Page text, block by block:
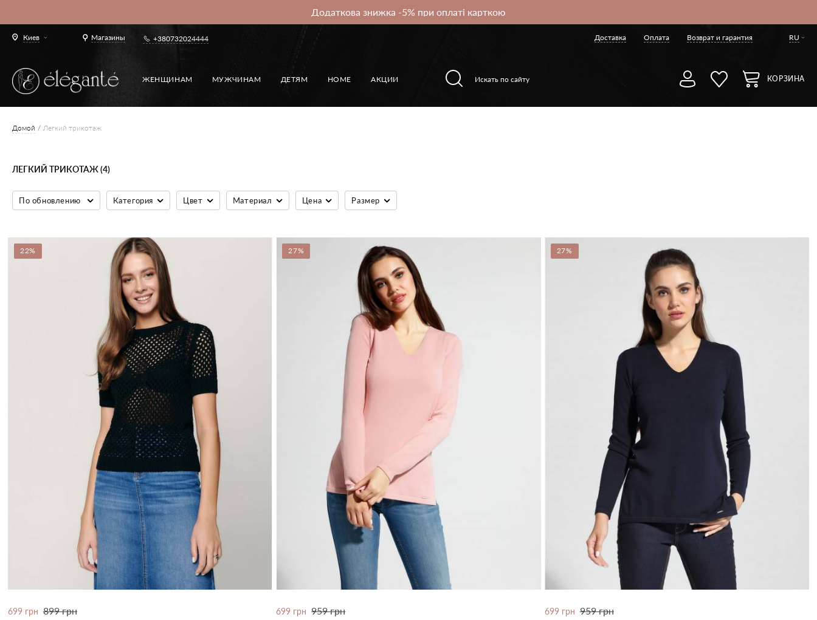
Додаткова знижка -5% при оплаті карткою
Киев Магазины +380732024444 Доставка Оплата Возврат и гарантия RU
ЖЕНЩИНАМ МУЖЧИНАМ ДЕТЯМ HOME АКЦИИ КОРЗИНА
Домой Легкий трикотаж
ЛЕГКИЙ ТРИКОТАЖ (4)
По обновлению Категория Цвет Материал Цена Размер
22%
699 грн 899 грн
27%
699 грн 959 грн
27%
699 грн 959 грн